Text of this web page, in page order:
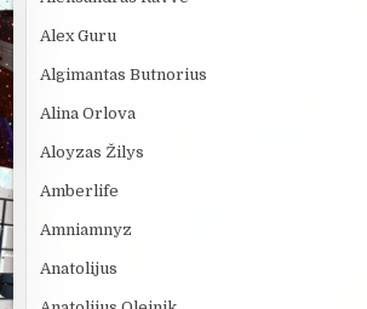
Alex Guru
Algimantas Butnorius
Alina Orlova
Aloyzas Žilys
Amberlife
Amniamnyz
Anatolijus